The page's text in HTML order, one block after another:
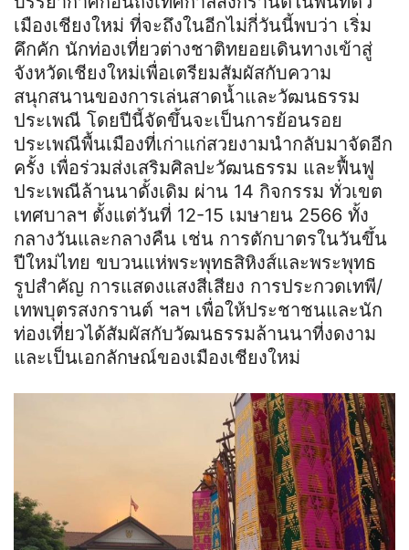
เมืองเชียงใหม่ ที่จะถึงในอีกไม่กี่วันนี้พบว่า เริ่ม
คึกคัก นักท่องเที่ยวต่างชาติทยอยเดินทางเข้าสู่
จังหวัดเชียงใหม่เพื่อเตรียมสัมผัสกับความ
สนุกสนานของการเล่นสาดน้ำและวัฒนธรรม
ประเพณี โดยปีนี้จัดขึ้นจะเป็นการย้อนรอย
ประเพณีพื้นเมืองที่เก่าแก่สวยงามนำกลับมาจัดอีก
ครั้ง เพื่อร่วมส่งเสริมศิลปะวัฒนธรรม และฟื้นฟู
ประเพณีล้านนาดั้งเดิม ผ่าน 14 กิจกรรม ทั่วเขต
เทศบาลฯ ตั้งแต่วันที่ 12-15 เมษายน 2566 ทั้ง
กลางวันและกลางคืน เช่น การตักบาตรในวันขึ้น
ปีใหม่ไทย ขบวนแห่พระพุทธสิหิงส์และพระพุทธ
รูปสำคัญ การแสดงแสงสีเสียง การประกวดเทพี/
เทพบุตรสงกรานต์ ฯลฯ เพื่อให้ประชาชนและนัก
ท่องเที่ยวได้สัมผัสกับวัฒนธรรมล้านนาที่งดงาม
และเป็นเอกลักษณ์ของเมืองเชียงใหม่